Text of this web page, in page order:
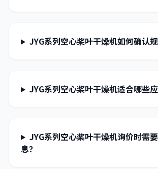
JYG系列空心桨叶干燥机如何确认规
JYG系列空心桨叶干燥机适合哪些应
JYG系列空心桨叶干燥机询价时需
息？